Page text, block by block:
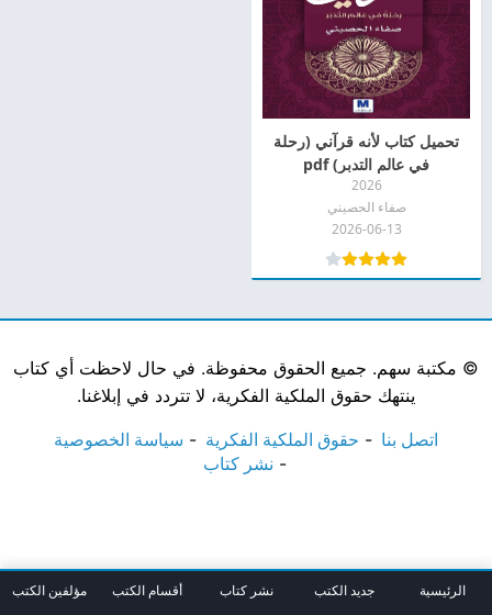
تحميل كتاب لأنه قرآني (رحلة
في عالم التدبر) pdf
2026
صفاء الحصيني
2026-06-13
© مكتبة سهم. جميع الحقوق محفوظة. في حال لاحظت أي كتاب
ينتهك حقوق الملكية الفكرية، لا تتردد في إبلاغنا.
اتصل بنا حقوق الملكية الفكرية
سياسة الخصوصية
نشر كتاب
الرئيسية جديد الكتب نشر كتاب أقسام الكتب مؤلفين الكتب